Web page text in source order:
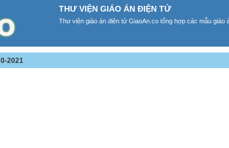
THƯ VIỆN GIÁO ÁN ĐIỆN TỬ
Thư viện giáo án điện tử GiaoAn.co tổng hợp các mẫu
2021